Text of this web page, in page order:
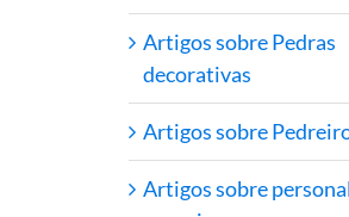
Artigos sobre Pedras
decorativas
Artigos sobre
Artigos sobre